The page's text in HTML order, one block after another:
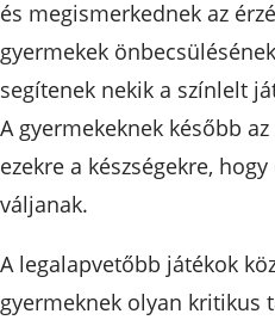
és megismerkednek az
gyermekek
segítenek nekik a színlelt
A gyermekeknek később
ezekre a készségekre,
váljanak.
A legalapvetőbb játékok
gyermeknek olyan kritikus